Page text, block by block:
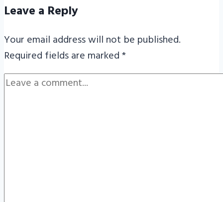
Leave a Reply
Your email address will not be published.
Required fields are marked*